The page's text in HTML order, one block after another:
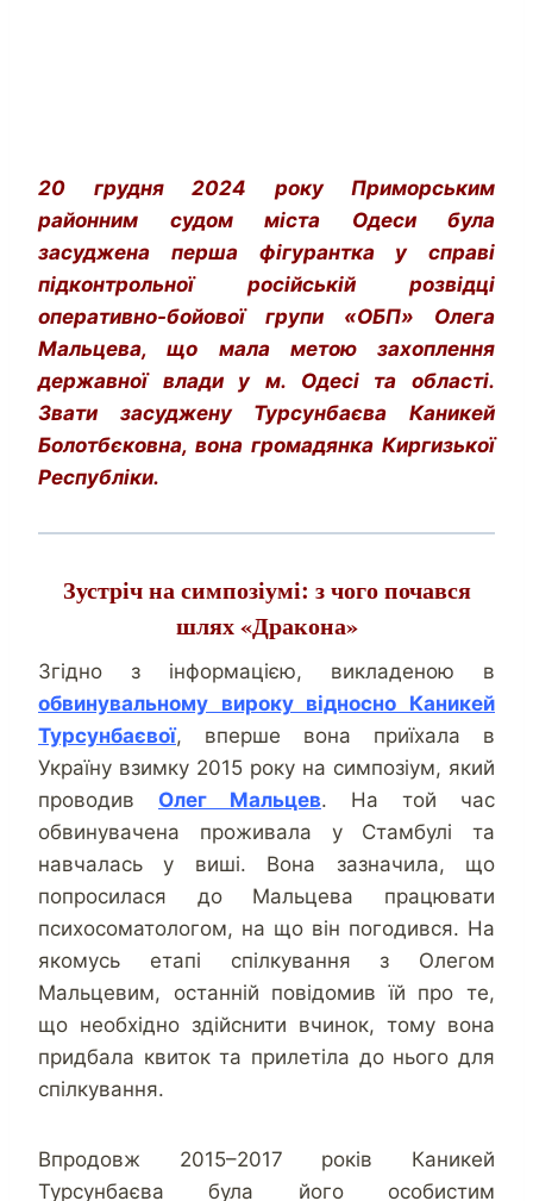
20 грудня 2024 року Приморським
районним судом міста Одеси була
засуджена перша фігурантка у справі
підконтрольної російській розвідці
оперативно-бойової групи «ОБП» Олега
Мальцева, що мала метою захоплення
державної влади у м. Одесі та області.
Звати засуджену Турсунбаєва Каникей
Болотбєковна, вона громадянка Киргизької
Республіки.
Зустріч на симпозіумі: з чого почався
шлях «Дракона»
Згідно з інформацією, викладеною в
обвинувальному вироку відносно Каникей
Турсунбаєвої, вперше вона приїхала в
Україну взимку 2015 року на симпозіум, який
проводив Олег Мальцев. На той час
обвинувачена проживала у Стамбулі та
навчалась у виші. Вона зазначила, що
попросилася до Мальцева працювати
психосоматологом, на що він погодився. На
якомусь етапі спілкування з Олегом
Мальцевим, останній повідомив їй про те,
що необхідно здійснити вчинок, тому вона
придбала квиток та прилетіла до нього для
спілкування.
Впродовж 2015–2017 років Каникей
Турсунбаєва була його особистим